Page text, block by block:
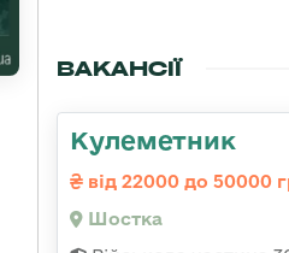
ВАКАНСІЇ
Кулеметник
від 22000 до 50000
Шостка